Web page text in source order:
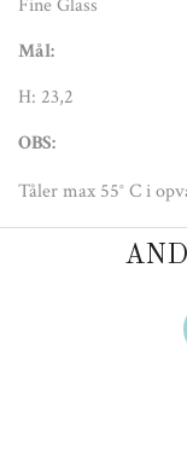
Fine Glass
Mål:
H: 23,2
OBS:
Tåler max 55° C i